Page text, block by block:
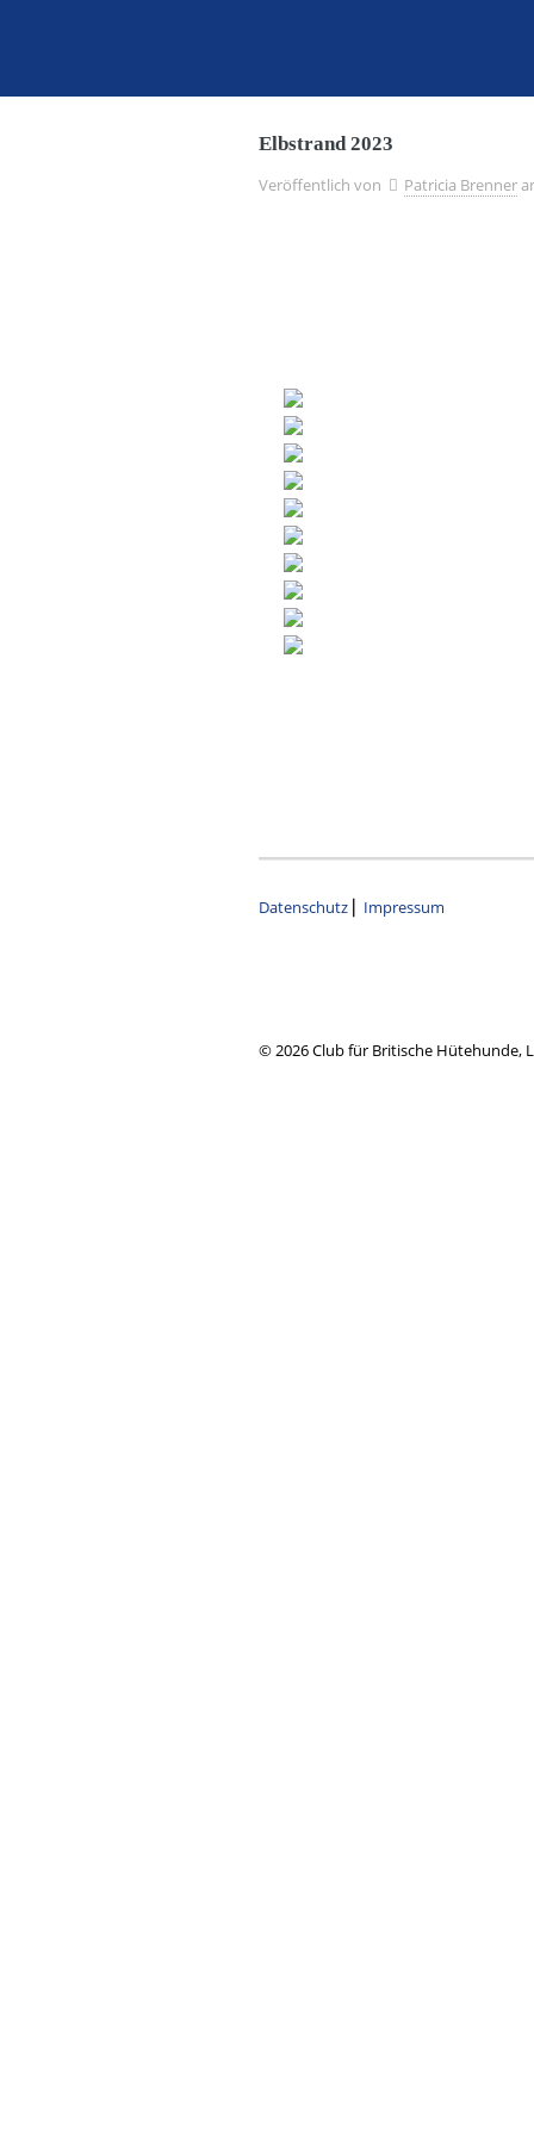
Elbstrand 2023
Veröffentlich von Patricia Brenner
Datenschutz Impressum
© 2026 Club für Britische Hütehunde,